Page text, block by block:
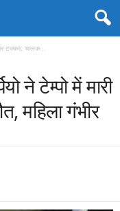
टक्कर; चालक...
ने टेम्पो में मारी
महिला गंभीर